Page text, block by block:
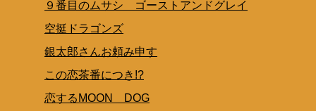
９番目のムサシ ゴーストアンドグレイ
空挺ドラゴンズ
銀太郎さんお頼み申す
この恋茶番につき!?
恋するMOON DOG